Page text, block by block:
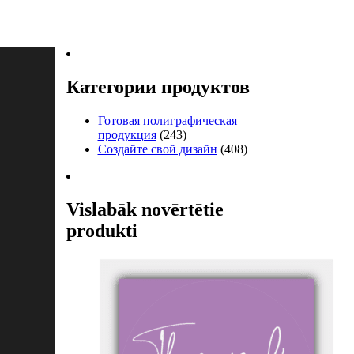
Категории продуктов
Готовая полиграфическая
продукция (243)
Создайте свой дизайн (408)
Vislabāk novērtētie
produkti